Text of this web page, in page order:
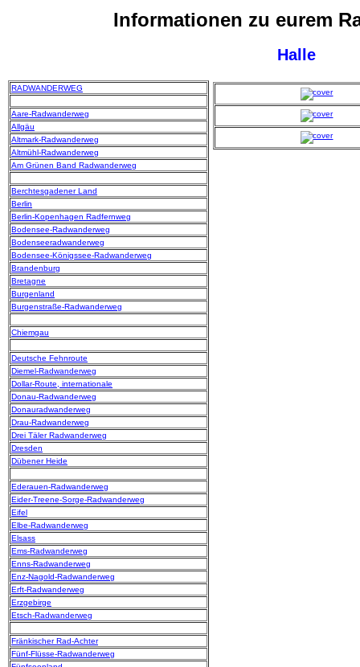
Informationen zu eurem
Halle
RADWANDERWEG
Aare-Radwanderweg
Allgäu
Altmark-Radwanderweg
Altmühl-Radwanderweg
Am Grünen Band Radwanderweg
Berchtesgadener Land
Berlin
Berlin-Kopenhagen Radfernweg
Bodensee-Radwanderweg
Bodenseeradwanderweg
Bodensee-Königssee-Radwanderweg
Brandenburg
Bretagne
Burgenland
Burgenstraße-Radwanderweg
Chiemgau
Deutsche Fehnroute
Diemel-Radwanderweg
Dollar-Route, internationale
Donau-Radwanderweg
Donauradwanderweg
Drau-Radwanderweg
Drei Täler Radwanderweg
Dresden
Dübener Heide
Ederauen-Radwanderweg
Eider-Treene-Sorge-Radwanderweg
Eifel
Elbe-Radwanderweg
Elsass
Ems-Radwanderweg
Enns-Radwanderweg
Enz-Nagold-Radwanderweg
Erft-Radwanderweg
Erzgebirge
Etsch-Radwanderweg
Fränkischer Rad-Achter
Fünf-Flüsse-Radwanderweg